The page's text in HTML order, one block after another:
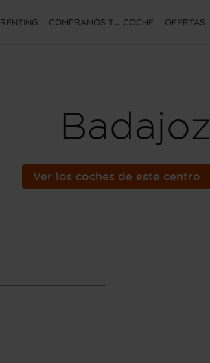
RENTING COMPRAMOS TU COCHE OFERTAS
Badajoz
Ver los coches de este centro